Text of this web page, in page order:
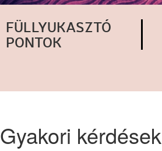
FÜLLYUKASZTÓ
PONTOK
Gyakori kérdések